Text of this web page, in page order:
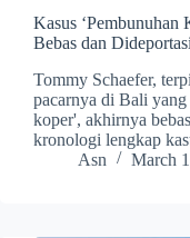
Kasus ‘Pembunuhan
Bebas dan
Tommy Schaefer,
pacarnya di Bali
koper', akhirnya
kronologi lengkap
Asn
March